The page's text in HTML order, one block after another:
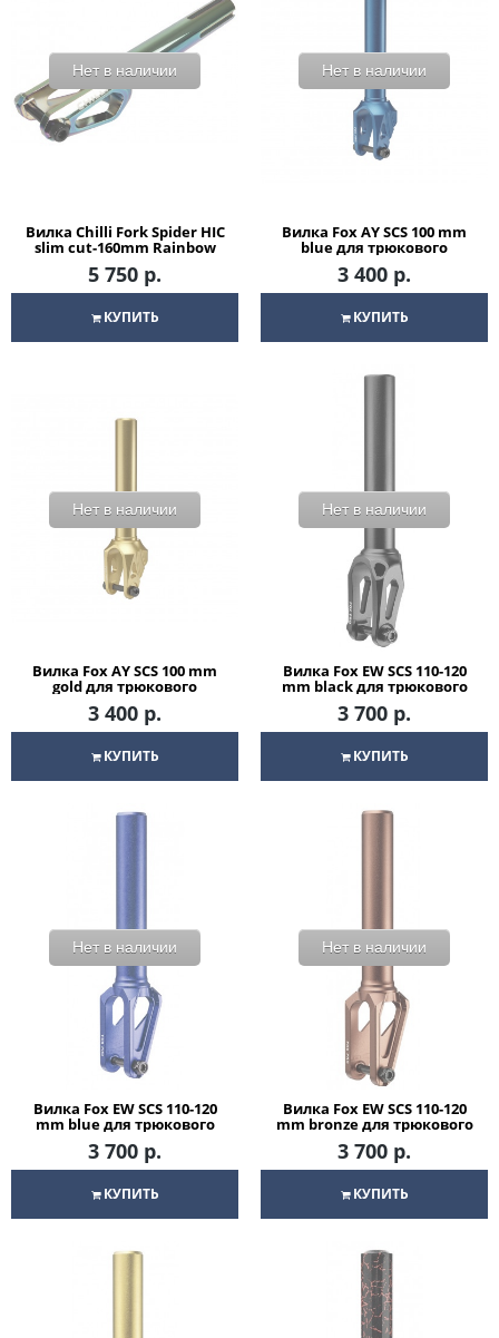
Нет в наличии
Вилка Chilli Fork Spider HIC
slim cut-160mm Rainbow
для трюкового самоката
5 750 р.
КУПИТЬ
Нет в наличии
Вилка Fox AY SCS 100 mm
blue для трюкового
самоката
3 400 р.
КУПИТЬ
Нет в наличии
Вилка Fox AY SCS 100 mm
gold для трюкового
самоката
3 400 р.
КУПИТЬ
Нет в наличии
Вилка Fox EW SCS 110-120
mm black для трюкового
самоката
3 700 р.
КУПИТЬ
Нет в наличии
Вилка Fox EW SCS 110-120
mm blue для трюкового
самоката
3 700 р.
КУПИТЬ
Нет в наличии
Вилка Fox EW SCS 110-120
mm bronze для трюкового
самоката
3 700 р.
КУПИТЬ